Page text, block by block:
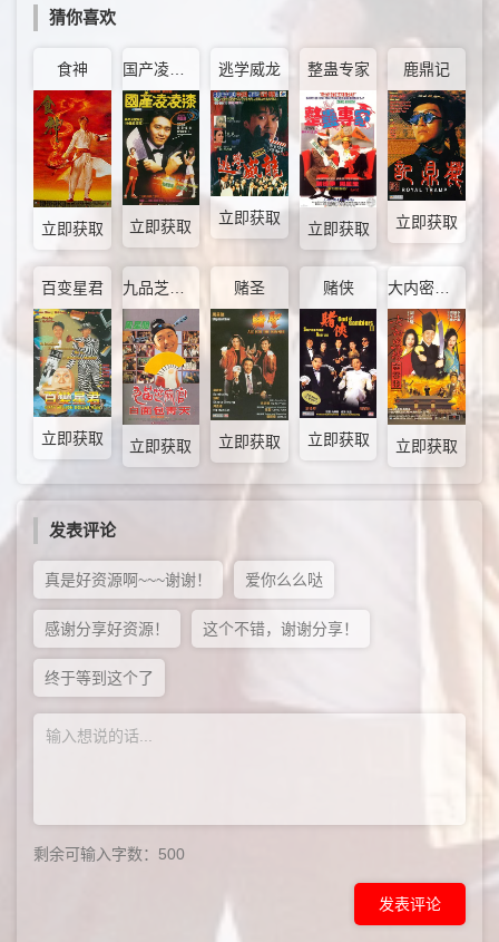
猜你喜欢
食神
立即获取
国产凌凌漆
立即获取
逃学威龙
立即获取
整蛊专家
立即获取
鹿鼎记
立即获取
百变星君
立即获取
九品芝麻官
立即获取
赌圣
立即获取
赌侠
立即获取 立即获取
发表评论
真是好资源啊~~~谢谢！ 爱你么么哒
感谢分享好资源！ 这个不错，谢谢分享！
终于等到这个了
剩余可输入字数： 500
发表评论